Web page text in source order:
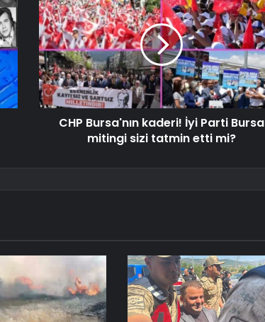
CHP Bursa'nın kaderi! İyi Parti Bursa
mitingi sizi tatmin etti mi?